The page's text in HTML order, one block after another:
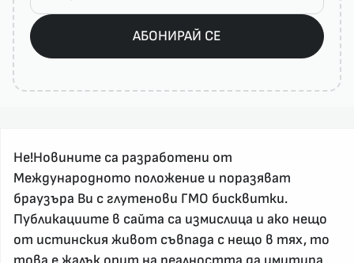
АБОНИРАЙ СЕ
За реклама и връзка с нас, пишете на
nenovinite@gmail.com
Контакт
Не!Новините са разработени от
Международното положение и поразяват
браузъра Ви с глутенови ГМО бисквитки.
Публикациите в сайта са измислица и ако нещо
от истинския живот съвпада с нещо в тях, то